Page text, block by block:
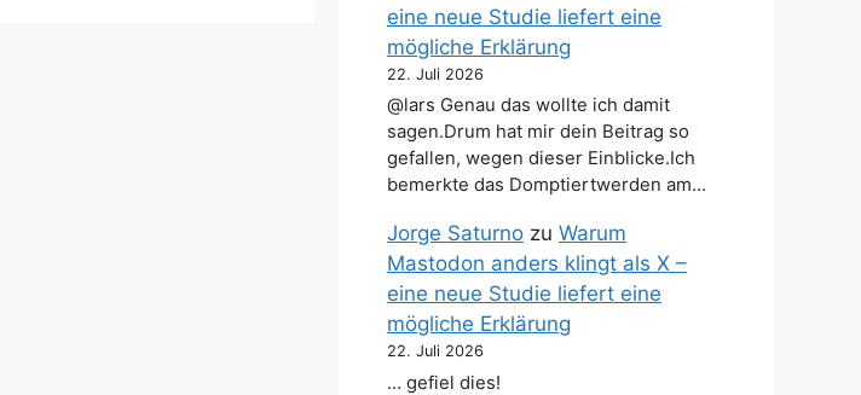
eine neue Studie liefert eine
mögliche Erklärung
22. Juli 2026
@lars Genau das wollte ich damit
sagen.Drum hat mir dein Beitrag so
gefallen, wegen dieser Einblicke.Ich
bemerkte das Domptiertwerden am…
Jorge Saturno zu Warum
Mastodon anders klingt als X –
eine neue Studie liefert eine
mögliche Erklärung
22. Juli 2026
… gefiel dies!